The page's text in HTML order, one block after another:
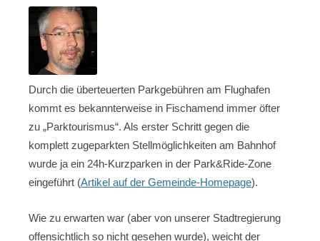
Durch die überteuerten Parkgebühren am Flughafen
kommt es bekannterweise in Fischamend immer öfter
zu „Parktourismus“. Als erster Schritt gegen die
komplett zugeparkten Stellmöglichkeiten am Bahnhof
wurde ja ein 24h-Kurzparken in der Park&Ride-Zone
eingeführt (Artikel auf der Gemeinde-Homepage).
Wie zu erwarten war (aber von unserer Stadtregierung
offensichtlich so nicht gesehen wurde), weicht der